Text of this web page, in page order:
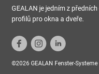
GEALAN je jedním z
profilů pro okna a dveře.
©2026 GEALAN Fenster-Systeme